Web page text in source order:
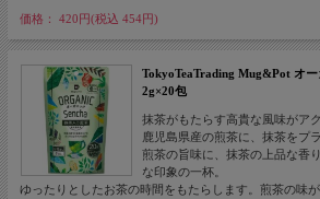
価格： 420円(税込 454円)
TokyoTeaTrading Mug&Pot オ
2g×20包
抹茶がもたらす高貴な風味がア
鹿児島県産の煎茶に、抹茶をプラ
煎茶の旨味に、抹茶の上品な香
な印象の一杯。
ゆったりとしたお茶の時間をもたらします。煎茶の味